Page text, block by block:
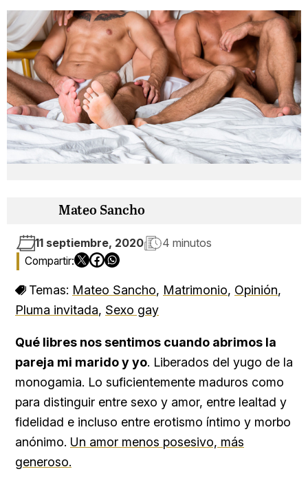
Mateo Sancho
11 septiembre, 2020 4 minutos
Temas: Mateo Sancho, Matrimonio, Opinión,
Pluma invitada, Sexo gay
Qué libres nos sentimos cuando abrimos la
pareja mi marido y yo. Liberados del yugo de la
monogamia. Lo suficientemente maduros como
para distinguir entre sexo y amor, entre lealtad y
fidelidad e incluso entre erotismo íntimo y morbo
anónimo. Un amor menos posesivo, más
generoso.